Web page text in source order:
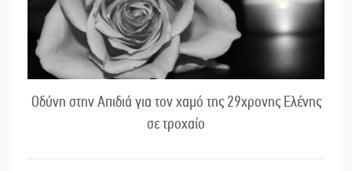
Οδύνη στην Απιδιά για τον χαμό της 29χρονης Ελένης
σε τροχαίο